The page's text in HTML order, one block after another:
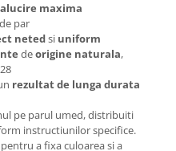
maxima
par
netedsi uniform
deorigine naturala,
rezultat de lunga durata
pe parul umed, distribuiti
instructiunilor specifice.
a fixa culoarea si a